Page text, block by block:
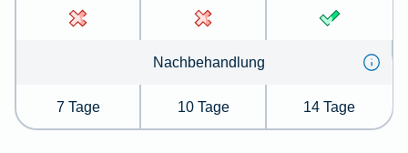
Nachbehandlung
7 Tage 10 Tage 14 Tage